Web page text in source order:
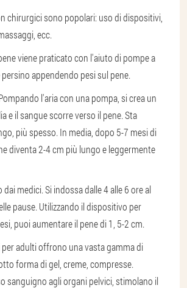
chirurgici sono popolari: uso di dispositivi,
ecc.
viene praticato con l'aiuto di pompe a
appendendo pesi sul pene.
l'aria con una pompa, si crea un
e il sangue scorre verso il pene. Sta
più spesso. In media, dopo 5-7 mesi di
diventa 2-4 cm più lungo e leggermente
medici. Si indossa dalle 4 alle 6 ore al
pause. Utilizzando il dispositivo per
puoi aumentare il pene di 1, 5-2 cm.
per adulti offrono una vasta gamma di
forma di gel, creme, compresse.
sanguigno agli organi pelvici, stimolano il